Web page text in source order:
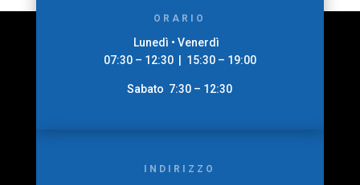
ORARIO
Lunedì • Venerdì
07:30 – 12:30 | 15:30 – 19:00
Sabato 7:30 – 12:30
INDIRIZZO